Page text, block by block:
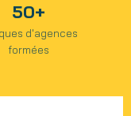
50+
d'agences
formées